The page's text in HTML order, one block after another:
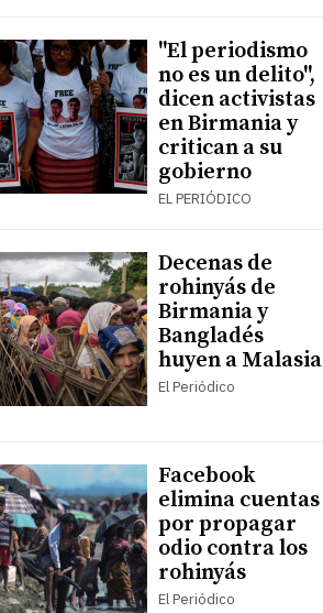
"El periodismo
no es un delito",
dicen activistas
en Birmania y
critican a su
gobierno
EL PERIÓDICO
Decenas de
rohinyás de
Birmania y
Bangladés
huyen a Malasia
El Periódico
Facebook
elimina cuentas
por propagar
odio contra los
rohinyás
El Periódico